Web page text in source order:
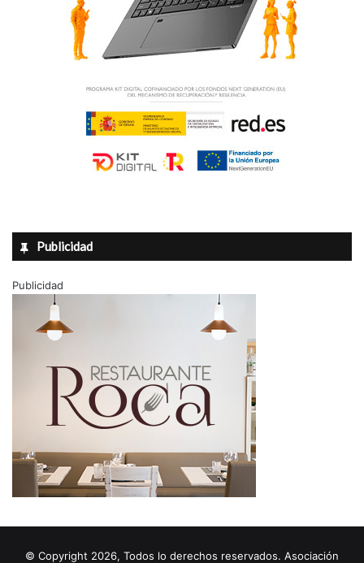
Publicidad
Publicidad
© Copyright 2026, Todos lo derechos reservados. Asociación